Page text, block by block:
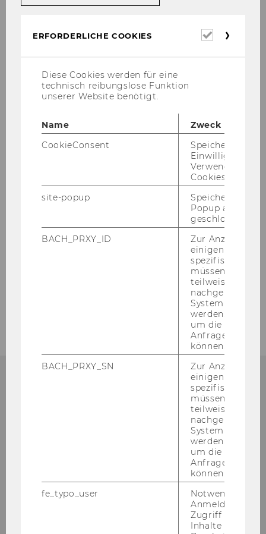
WU Entrepreneurship Center
Über uns
Impact
Startup Glossar
Welt­han­dels­platz 1 (D1/TC neben Mensa)
Tel.: +43-​1-31336-4545
ERFORDERLICHE COOKIES
Diese Cookies werden für eine
technisch reibungslose Funktion
unserer Website benötigt.
Name
Zweck
CookieConsent
Speichert Ihre
Einwilligung zur
Verwendung von
Cookies.
site-popup
Speichert ob ein
Popup
geschlossen
BACH_PRXY_ID
Zur Anzeige von
einigen WU-
spezifischen
müssen
teilweise von
nachgelagerten
System
werden.
um die Antwort
Anfrage
können.
BACH_PRXY_SN
Zur Anzeige von
einigen WU-
spezifischen
müssen
teilweise von
nachgelagerten
System
werden.
um die Antwort
Anfrage
können.
fe_typo_user
Notwendig für
Anmeldung und
Zugriff auf
Inhalte oder zur